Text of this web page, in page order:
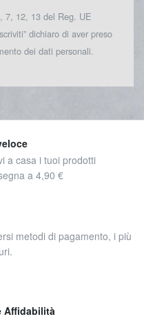
7, 12, 13 del Reg. UE
dichiaro di aver preso
dei dati personali.
a casa i tuoi prodotti
a 4,90 €
metodi di pagamento, i più
Affidabilità